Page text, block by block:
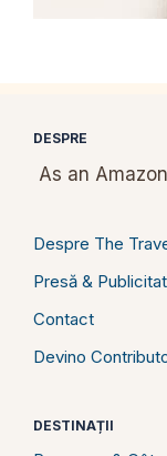
DESPRE
As an
Despre The
Presă &
Contact
Devino
DESTINAȚII